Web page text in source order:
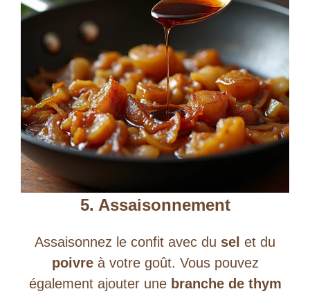
5. Assaisonnement
Assaisonnez le confit avec du sel et du
poivreà votre goût. Vous pouvez
également ajouter une branche de thym